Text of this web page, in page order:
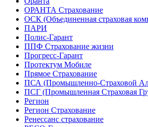
ОРАНТА Страхование
ОСК (Объединенная страховая
ПАРИ
Полис-Гарант
ППФ Страхование жизни
Прогресс-Гарант
Протектум Мобиле
Прямое Страхование
ПСА (Промышленно-Страховой
ПСГ (Промышленная Страховая
Регион
Регион Страхование
Ренессанс страхование